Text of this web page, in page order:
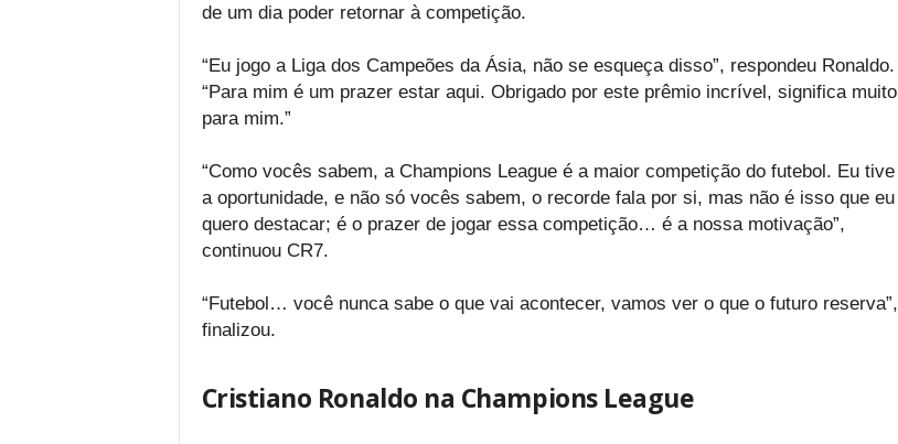
de um dia poder retornar à competição.
“Eu jogo a Liga dos Campeões da Ásia, não se esqueça disso”, respondeu Ronaldo.
“Para mim é um prazer estar aqui. Obrigado por este prêmio incrível, significa muito
para mim.”
“Como vocês sabem, a Champions League é a maior competição do futebol. Eu tive
a oportunidade, e não só vocês sabem, o recorde fala por si, mas não é isso que eu
quero destacar; é o prazer de jogar essa competição… é a nossa motivação”,
continuou CR7.
“Futebol… você nunca sabe o que vai acontecer, vamos ver o que o futuro reserva”,
finalizou.
Cristiano Ronaldo na Champions League